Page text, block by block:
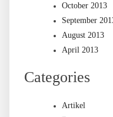
October 2013
September
August 2013
April 2013
Categories
Artikel